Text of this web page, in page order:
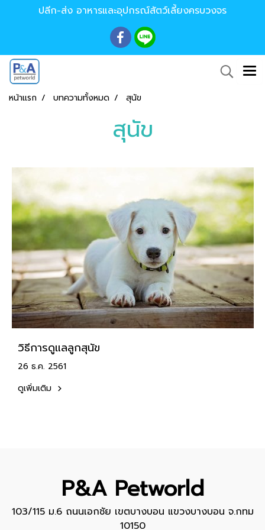
ปลีก-ส่ง อาหารและอุปกรณ์สัตว์เลี้ยงครบวงจร
หน้าแรก บทความทั้งหมด สุนัข
สุนัข
วิธีการดูแลลูกสุนัข
26 ธ.ค. 2561
ดูเพิ่มเติม
P&A Petworld
103/115 ม.6 ถนนเอกชัย เขตบางบอน แขวงบางบอน จ.กทม
10150